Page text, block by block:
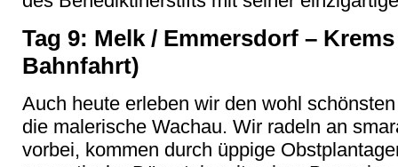
Tag 9: Melk / Emmersdorf –
Bahnfahrt)
Auch heute erleben wir den wohl
die malerische Wachau. Wir radeln an
vorbei, kommen durch üppige